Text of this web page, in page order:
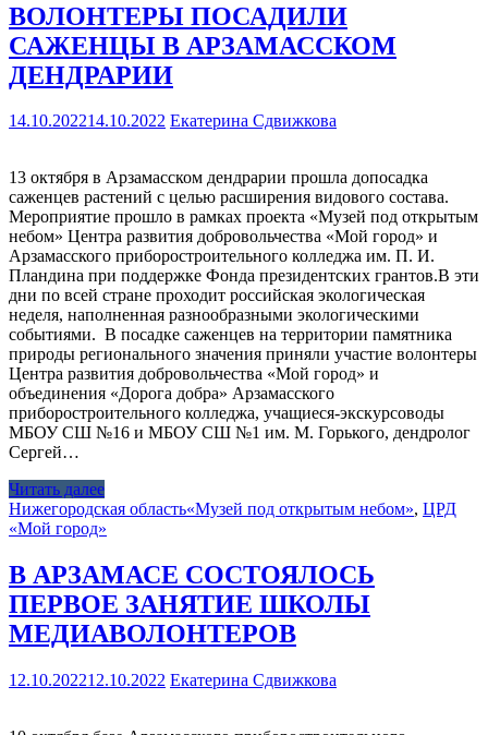
ВОЛОНТЕРЫ ПОСАДИЛИ
САЖЕНЦЫ В АРЗАМАССКОМ
ДЕНДРАРИИ
14.10.202214.10.2022 Екатерина Сдвижкова
13 октября в Арзамасском дендрарии прошла допосадка
саженцев растений с целью расширения видового состава.
Мероприятие прошло в рамках проекта «Музей под открытым
небом» Центра развития добровольчества «Мой город» и
Арзамасского приборостроительного колледжа им. П. И.
Пландина при поддержке Фонда президентских грантов.В эти
дни по всей стране проходит российская экологическая
неделя, наполненная разнообразными экологическими
событиями. В посадке саженцев на территории памятника
природы регионального значения приняли участие волонтеры
Центра развития добровольчества «Мой город» и
объединения «Дорога добра» Арзамасского
приборостроительного колледжа, учащиеся-экскурсоводы
МБОУ СШ №16 и МБОУ СШ №1 им. М. Горького, дендролог
Сергей…
Читать далее
Нижегородская область«Музей под открытым небом», ЦРД
«Мой город»
В АРЗАМАСЕ СОСТОЯЛОСЬ
ПЕРВОЕ ЗАНЯТИЕ ШКОЛЫ
МЕДИАВОЛОНТЕРОВ
12.10.202212.10.2022 Екатерина Сдвижкова